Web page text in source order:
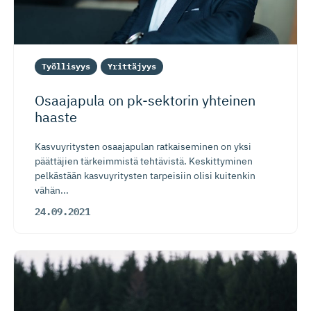
Työllisyys Yrittäjyys
Osaajapula on pk-sektorin yhteinen
haaste
Kasvuyritysten osaajapulan ratkaiseminen on yksi
päättäjien tärkeimmistä tehtävistä. Keskittyminen
pelkästään kasvuyritysten tarpeisiin olisi kuitenkin
vähän...
24.09.2021